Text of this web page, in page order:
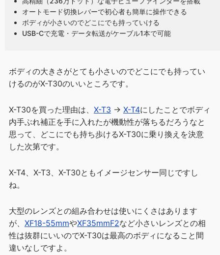
オートモード切換レバーで初心者も簡単に操作できる
ボディが小さいのでどこにでも持っていける
USB-Cで充電・データ転送がケーブル1本で可能
ボディの大きさがとても小さいのでどこにでも持ってい
けるのがX-T30のいいところです。
X-T30を買った理由は、 X-T3 → X-T4にしたことでボディ
内手ぶれ補正を手に入れたが機動性が落ちるだろうなと
思って、どこにでも持ち歩けるX-T30に乗り換えを決意
した次第です。
X-T4、X-T3、X-T30ともイメージセンサー同じですし
ね。
大型のレンズとの組み合わせは使いにくさはあります
が、 XF18-55mmやXF35mmF2など小さいレンズとの相
性は抜群にいいのでX-T30は最高のボディになること間
違いなしですよ。